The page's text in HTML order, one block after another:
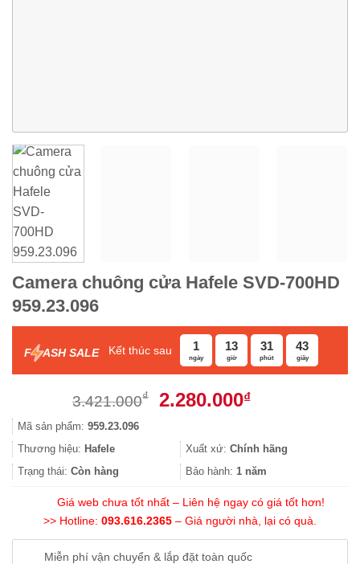
Camera chuông cửa Hafele SVD-700HD
959.23.096
F ASH SALE Kết thúc sau 1
ngày
13
giờ
31
phút
42
giây
3.421.000₫
Giá
3.421.000₫.
2.280.000₫Giá
là:
2.280.000₫.
Mã sản phẩm: 959.23.096
Thương hiệu: Hafele Xuất xứ: Chính hãng
Trạng thái: Còn hàng Bảo hành: 1 năm
Giá web chưa tốt nhất – Liên hệ ngay có giá tốt hơn!
>> Hotline: 093.616.2365 – Giá người nhà, lại có quà.
Miễn phí vận chuyển & lắp đặt toàn quốc